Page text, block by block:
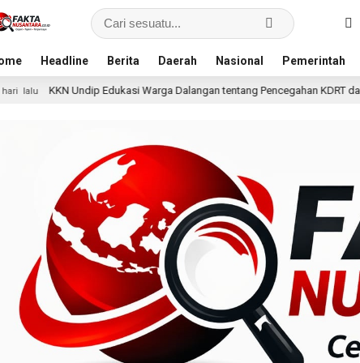
Headline Berita Daerah Nasional Pemerintah
Warga Dalangan tentang Pencegahan KDRT dan Komunikasi Keluarga